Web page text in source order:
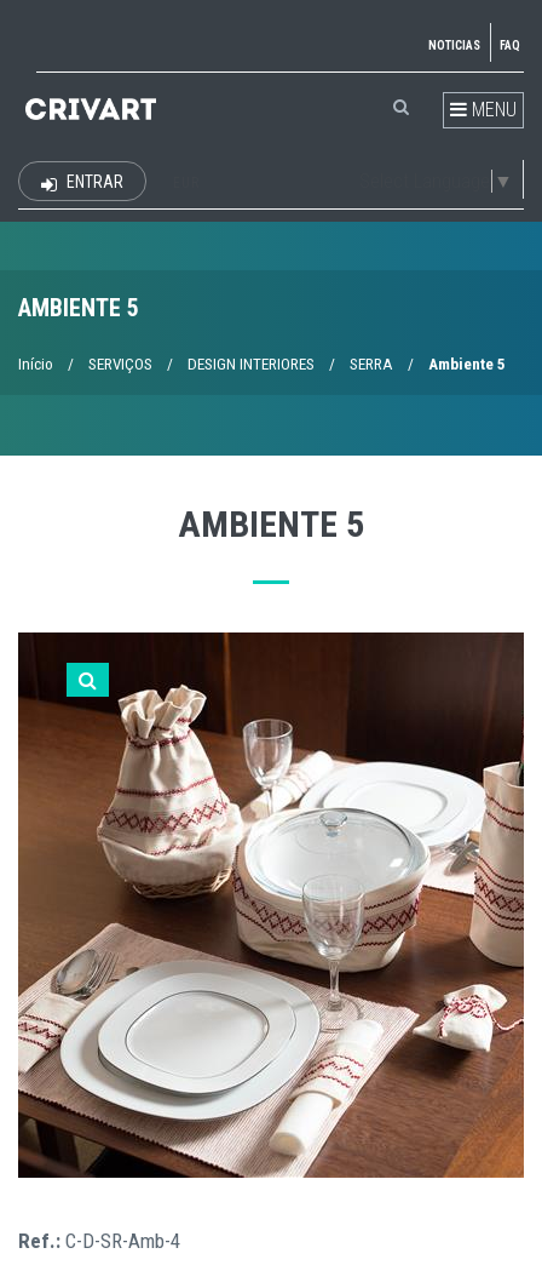
NOTICIAS FAQ
MENU
▼
ENTRAR
AMBIENTE 5
Início / SERVIÇOS / DESIGN INTERIORES / SERRA / Ambiente 5
AMBIENTE 5
Ref.: C-D-SR-Amb-4